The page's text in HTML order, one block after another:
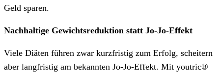
Geld sparen.
Nachhaltige Gewichtsreduktion statt Jo-Jo-Effekt
Viele Diäten führen zwar kurzfristig zum Erfolg, scheitern
aber langfristig am bekannten Jo-Jo-Effekt. Mit youtric®